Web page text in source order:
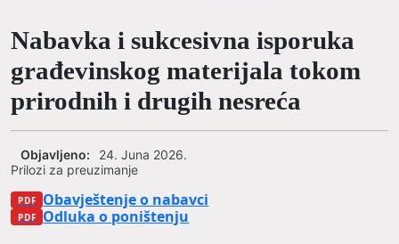
Nabavka i sukcesivna isporuka
građevinskog materijala tokom
prirodnih i drugih nesreća
Prilozi za preuzimanje
Obavještenje o nabavci
Odluka o poništenju
Objavljeno: 24. Juna 2026.